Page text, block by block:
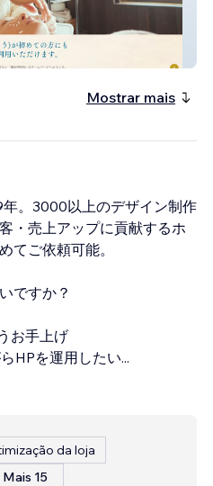
Mostrar mais
。3000以上のデザイン制作
・売上アップに貢献するホ
てご依頼可能。
ですか？
お手上げ
HPを運用したい...
da loja
Mais 15